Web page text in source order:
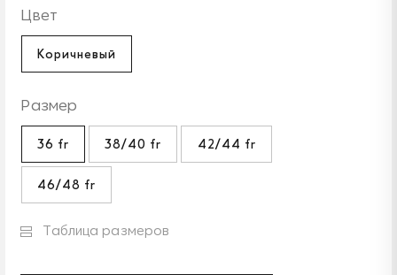
Цвет
Коричневый
Размер
36 fr 38/40 fr 42/44 fr
46/48 fr
Таблица размеров